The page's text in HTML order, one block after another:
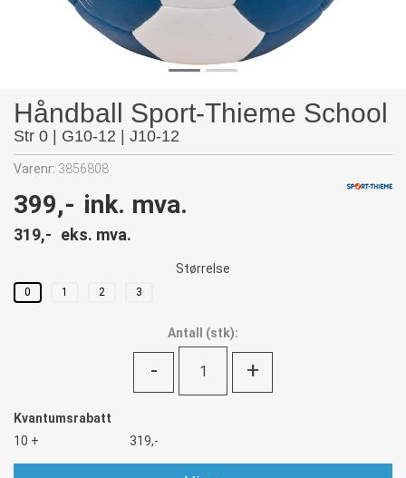
Håndball Sport-Thieme School
Str 0 | G10-12 | J10-12
Varenr: 3856808
399,- ink. mva.
319,- eks. mva.
Størrelse
0 1 2 3
Antall (stk):
- +
Kvantumsrabatt
10 +
319,-